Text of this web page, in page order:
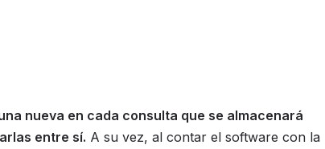
nueva en cada consulta que se almacenará
entre sí. A su vez, al contar el software con la